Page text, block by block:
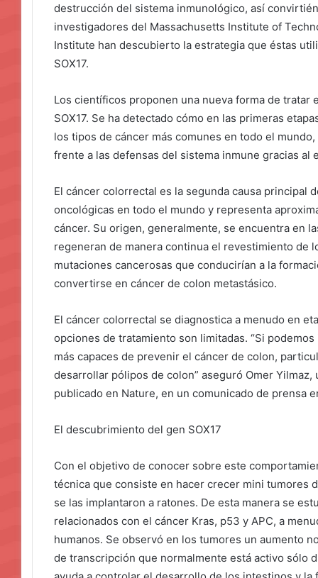
destrucción del sistema inmunológico, así
investigadores del Massachusetts Institute of
Institute han descubierto la estrategia que éstas
SOX17.
Los científicos proponen una nueva forma de tratar
SOX17. Se ha detectado cómo en las primeras
los tipos de cáncer más comunes en todo el
frente a las defensas del sistema inmune gracias al
El cáncer colorrectal es la segunda causa principal
oncológicas en todo el mundo y representa
cáncer. Su origen, generalmente, se encuentra en
regeneran de manera continua el revestimiento de
mutaciones cancerosas que conducirían a la
convertirse en cáncer de colon metastásico.
El cáncer colorrectal se diagnostica a menudo en
opciones de tratamiento son limitadas. “Si
más capaces de prevenir el cáncer de colon,
desarrollar pólipos de colon” aseguró Omer
publicado en Nature, en un comunicado de prensa
El descubrimiento del gen SOX17
Con el objetivo de conocer sobre este
técnica que consiste en hacer crecer mini tumores
se las implantaron a ratones. De esta manera se
relacionados con el cáncer Kras, p53 y APC, a
humanos. Se observó en los tumores un aumento
de transcripción que normalmente está activo sólo